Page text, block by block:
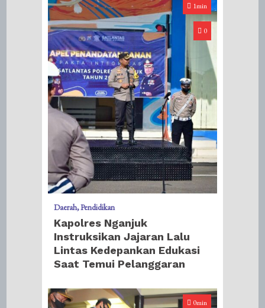
1min
0
Daerah Pendidikan
Kapolres Nganjuk
Instruksikan Jajaran Lalu
Lintas Kedepankan Edukasi
Saat Temui Pelanggaran
0min